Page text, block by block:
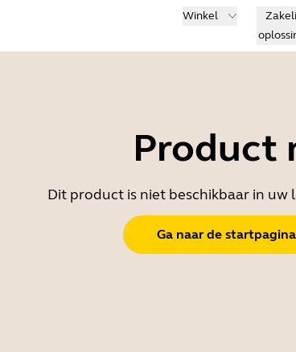
Winkel
Product
Dit product is niet beschikbaar in
Ga naar de startpagina